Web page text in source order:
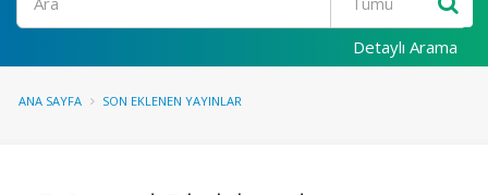
Detaylı Arama
ANA SAYFA SON EKLENEN YAYINLAR